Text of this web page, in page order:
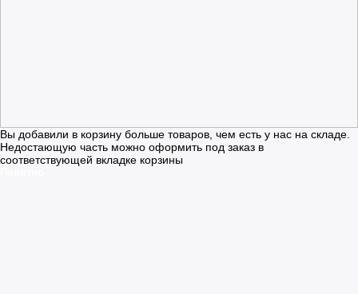
Вы добавили в корзину больше товаров, чем есть у нас на складе.
Недостающую часть можно оформить под заказ в
соответствующей вкладке корзины